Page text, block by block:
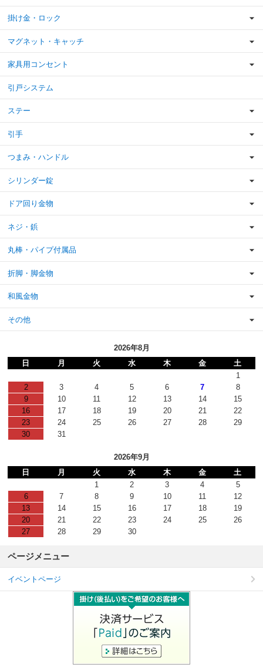
掛け金・ロック
マグネット・キャッチ
家具用コンセント
引戸システム
ステー
引手
つまみ・ハンドル
シリンダー錠
ドア回り金物
ネジ・鋲
丸棒・パイプ付属品
折脚・脚金物
和風金物
その他
2026年8月
日
月 火 水 木 金
土
1
2
3 4 5 6 7
8
9
10 11 12 13 14
15
16
17 18 19 20 21
22
23
24 25 26 27 28
29
30
31
2026年9月
日
月 火 水 木 金
土
1
2 3 4
5
6
7 8 9 10 11
12
13
14 15 16 17 18
19
20
21 22 23 24 25
26
27
28 29 30
ページメニュー
イベントページ